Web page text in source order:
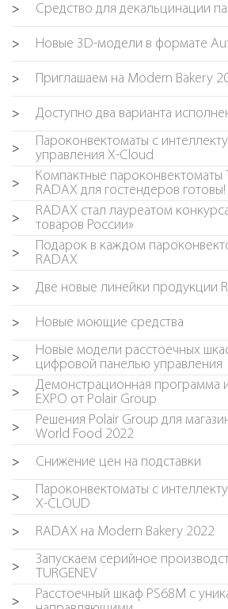
> Средство для декальцинации
> Новые 3D-модели в формате
> Приглашаем на Modern Bakery
> Доступно два варианта
>
Пароконвектоматы с
управления X-Cloud
>
Компактные пароконвектоматы
RADAX для гостендеров готовы!
>
RADAX стал лауреатом
товаров России»
>
Подарок в каждом
RADAX
> Две новые линейки продукции
> Новые моющие средства
>
Новые модели расстоечных
цифровой панелью управления
>
Демонстрационная программа
EXPO от Polair Group
>
Решения Polair Group для
World Food 2022
> Снижение цен на подставки
>
Пароконвектоматы с
X-CLOUD
> RADAX на Modern Bakery 2022
>
Запускаем серийное
TURGENEV
>
Расстоечный шкаф PS68M с